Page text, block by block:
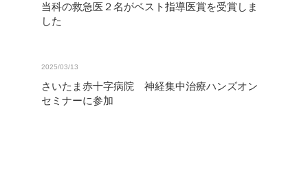
当科の救急医２名がベスト指導医賞を受賞しま
した
2025/03/13
さいたま赤十字病院 神経集中治療ハンズオン
セミナーに参加